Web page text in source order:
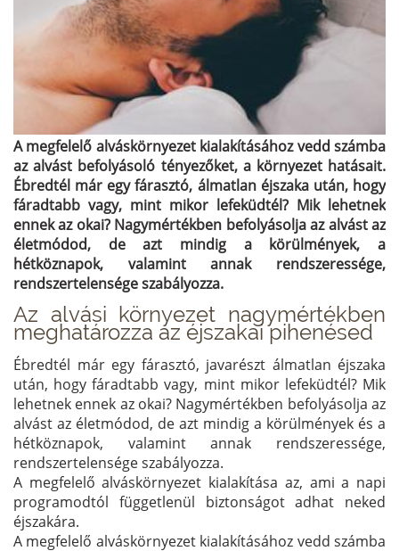
A megfelelő alváskörnyezet kialakításához vedd számba
az alvást befolyásoló tényezőket, a környezet hatásait.
Ébredtél már egy fárasztó, álmatlan éjszaka után, hogy
fáradtabb vagy, mint mikor lefeküdtél? Mik lehetnek
ennek az okai? Nagymértékben befolyásolja az alvást az
életmódod, de azt mindig a körülmények, a
hétköznapok, valamint annak rendszeressége,
rendszertelensége szabályozza.
Az alvási környezet nagymértékben
meghatározza az éjszakai pihenésed
Ébredtél már egy fárasztó, javarészt álmatlan éjszaka
után, hogy fáradtabb vagy, mint mikor lefeküdtél? Mik
lehetnek ennek az okai? Nagymértékben befolyásolja az
alvást az életmódod, de azt mindig a körülmények és a
hétköznapok, valamint annak rendszeressége,
rendszertelensége szabályozza.
A megfelelő alváskörnyezet kialakítása az, ami a napi
programodtól függetlenül biztonságot adhat neked
éjszakára.
A megfelelő alváskörnyezet kialakításához vedd számba